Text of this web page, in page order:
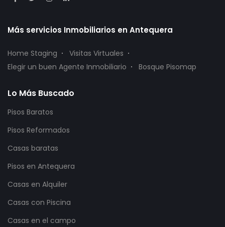
Más servicios Inmobiliarios en Antequera
Home Staging
Visitas Virtuales
Elegir un buen Agente Inmobiliario
Bosque Pisomap
Lo Más Buscado
Pisos Baratos
Pisos Reformados
Casas baratas
Pisos en Antequera
Casas en Alquiler
Casas con Piscina
Casas en el campo